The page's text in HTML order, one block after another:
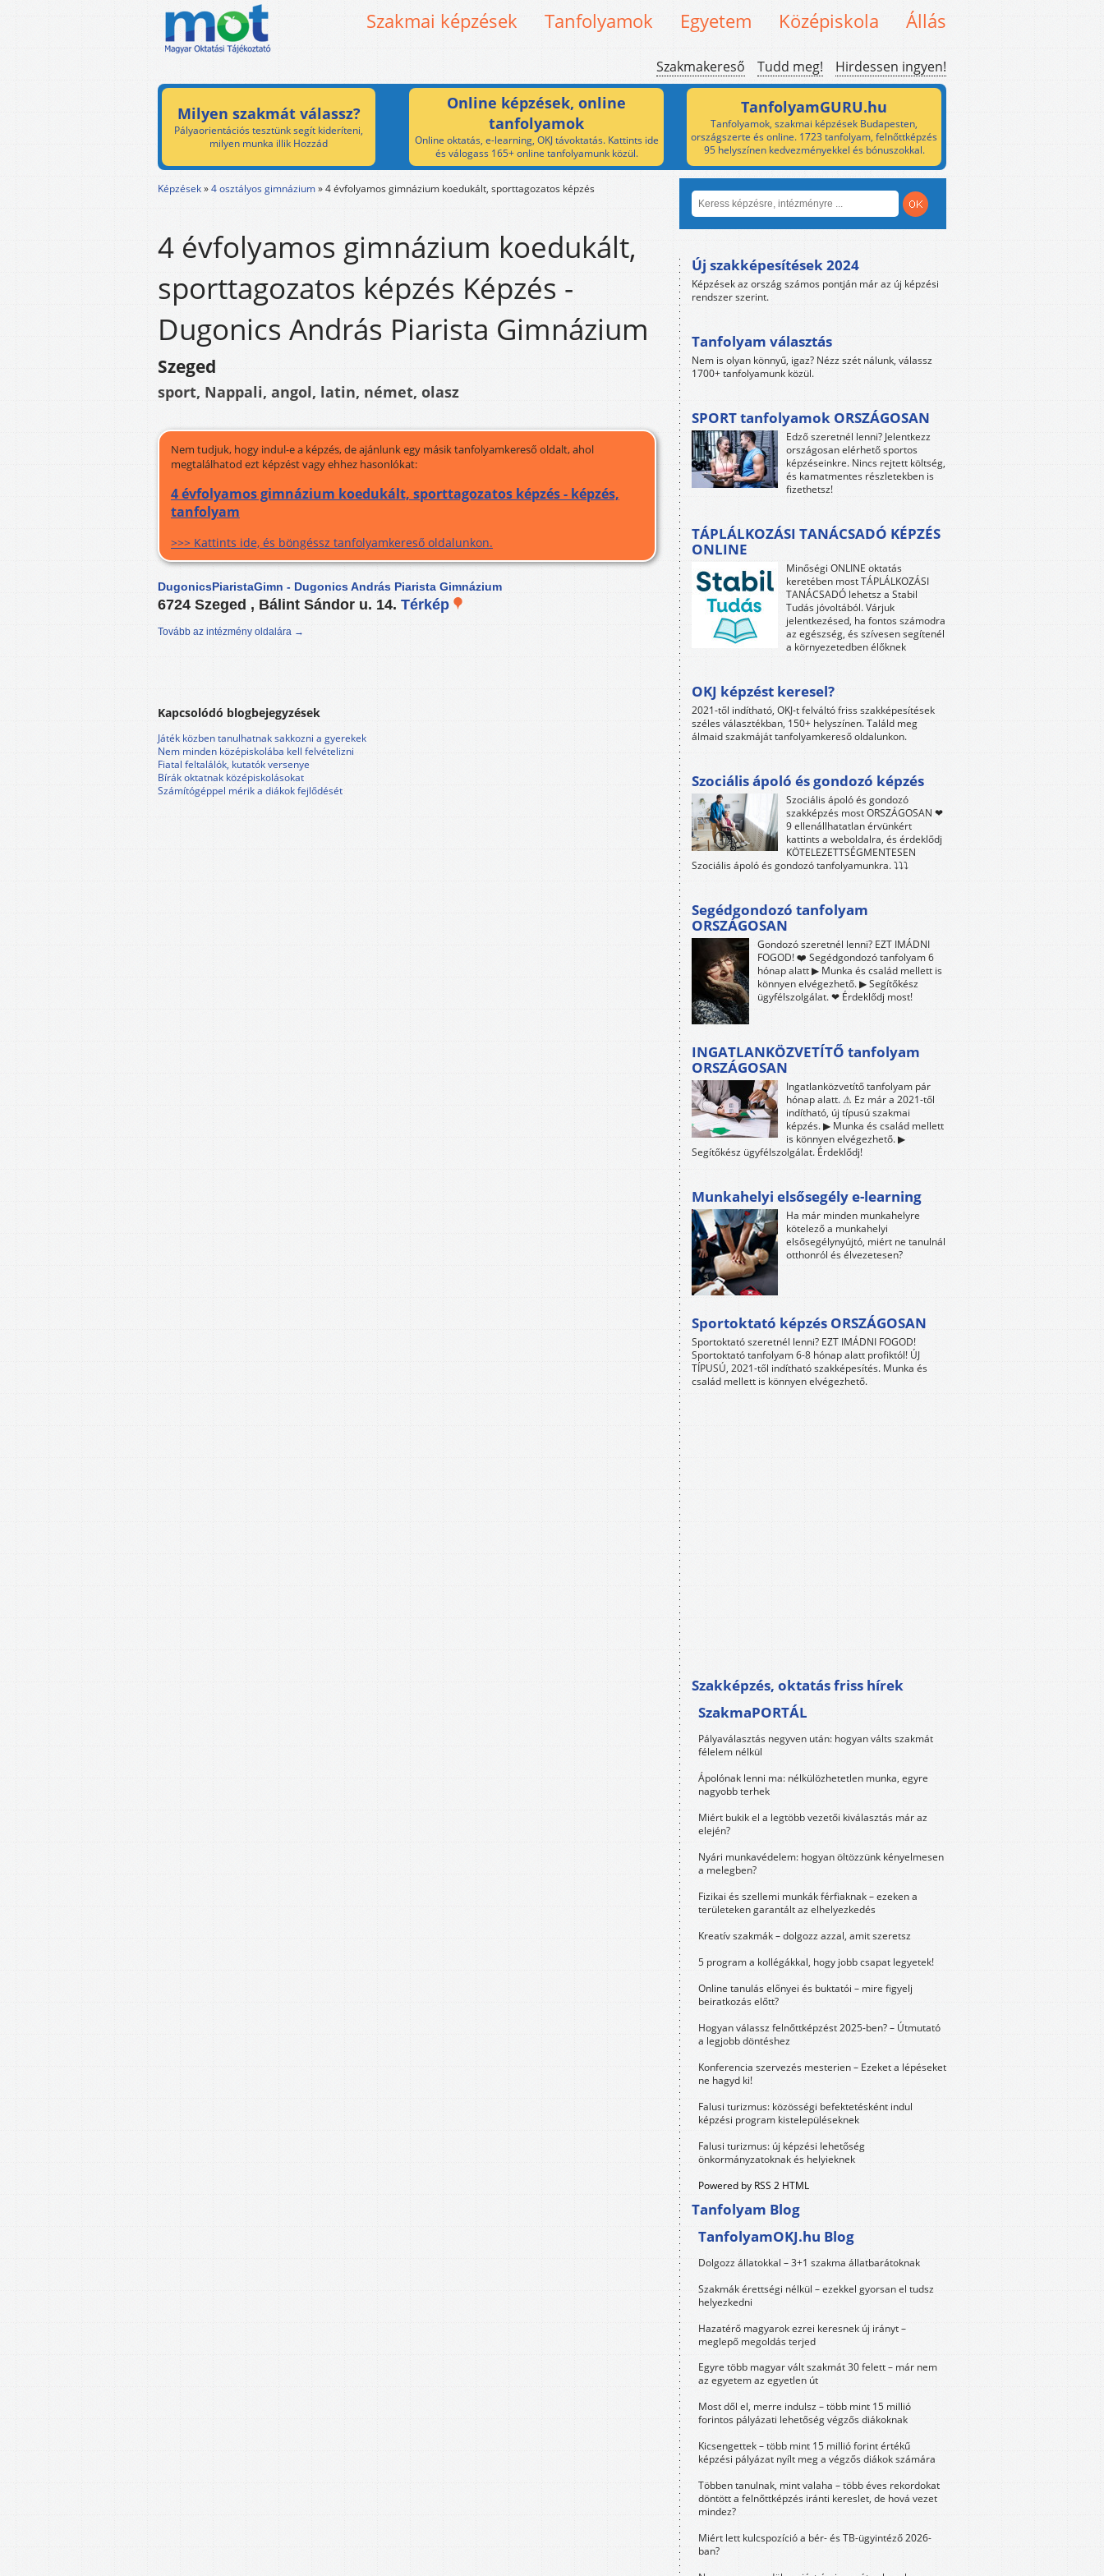
Szakmai képzések Tanfolyamok Egyetem Középiskola Állás
Szakmakereső Tudd meg! Hirdessen ingyen!
Milyen szakmát válassz?
Pályaorientációs tesztünk segít kideríteni,
milyen munka illik Hozzád
Online képzések, online
tanfolyamok
Online oktatás, e-learning, OKJ távoktatás. Kattints ide
és válogass 165+ online tanfolyamunk közül.
TanfolyamGURU.hu
Tanfolyamok, szakmai képzések Budapesten,
országszerte és online. 1723 tanfolyam, felnőttképzés
95 helyszínen kedvezményekkel és bónuszokkal.
Képzések»4 osztályos gimnázium»4 évfolyamos gimnázium koedukált, sporttagozatos képzés
4 évfolyamos gimnázium koedukált,
sporttagozatos képzés Képzés -
Dugonics András Piarista Gimnázium
Szeged
sport, Nappali, angol, latin, német, olasz
Nem tudjuk, hogy indul-e a képzés, de ajánlunk egy másik tanfolyamkereső oldalt, ahol
megtalálhatod ezt képzést vagy ehhez hasonlókat:
4 évfolyamos gimnázium koedukált, sporttagozatos képzés - képzés,
tanfolyam
>>> Kattints ide, és böngéssz tanfolyamkereső oldalunkon.
DugonicsPiaristaGimn - Dugonics András Piarista Gimnázium
6724 Szeged , Bálint Sándor u. 14. Térkép
Tovább az intézmény oldalára →
Kapcsolódó blogbejegyzések
Játék közben tanulhatnak sakkozni a gyerekek
Nem minden középiskolába kell felvételizni
Fiatal feltalálók, kutatók versenye
Bírák oktatnak középiskolásokat
Számítógéppel mérik a diákok fejlődését
Új szakképesítések 2024
Képzések az ország számos pontján már az új képzési
rendszer szerint.
Tanfolyam választás
Nem is olyan könnyű, igaz? Nézz szét nálunk, válassz
1700+ tanfolyamunk közül.
SPORT tanfolyamok ORSZÁGOSAN
Edző szeretnél lenni? Jelentkezz
országosan elérhető sportos
képzéseinkre. Nincs rejtett költség,
és kamatmentes részletekben is
fizethetsz!
TÁPLÁLKOZÁSI TANÁCSADÓ KÉPZÉS
ONLINE
Minőségi ONLINE oktatás
keretében most TÁPLÁLKOZÁSI
TANÁCSADÓ lehetsz a Stabil
Tudás jóvoltából. Várjuk
jelentkezésed, ha fontos számodra
az egészség, és szívesen segítenél
a környezetedben élőknek
OKJ képzést keresel?
2021-től indítható, OKJ-t felváltó friss szakképesítések
széles választékban, 150+ helyszínen. Találd meg
álmaid szakmáját tanfolyamkereső oldalunkon.
Szociális ápoló és gondozó képzés
Szociális ápoló és gondozó
szakképzés most ORSZÁGOSAN ❤
9 ellenállhatatlan érvünkért
kattints a weboldalra, és érdeklődj
KÖTELEZETTSÉGMENTESEN
Szociális ápoló és gondozó tanfolyamunkra. ⤵⤵⤵
Segédgondozó tanfolyam
ORSZÁGOSAN
Gondozó szeretnél lenni? EZT IMÁDNI
FOGOD! ❤️ Segédgondozó tanfolyam 6
hónap alatt ▶ Munka és család mellett is
könnyen elvégezhető. ▶ Segítőkész
ügyfélszolgálat. ❤ Érdeklődj most!
INGATLANKÖZVETÍTŐ tanfolyam
ORSZÁGOSAN
Ingatlanközvetítő tanfolyam pár
hónap alatt. ⚠ Ez már a 2021-től
indítható, új típusú szakmai
képzés. ▶ Munka és család mellett
is könnyen elvégezhető. ▶
Segítőkész ügyfélszolgálat. Érdeklődj!
Munkahelyi elsősegély e-learning
Ha már minden munkahelyre
kötelező a munkahelyi
elsősegélynyújtó, miért ne tanulnál
otthonról és élvezetesen?
Sportoktató képzés ORSZÁGOSAN
Sportoktató szeretnél lenni? EZT IMÁDNI FOGOD!
Sportoktató tanfolyam 6-8 hónap alatt profiktól! ÚJ
TÍPUSÚ, 2021-től indítható szakképesítés. Munka és
család mellett is könnyen elvégezhető.
Szakképzés, oktatás friss hírek
SzakmaPORTÁL
Pályaválasztás negyven után: hogyan válts szakmát
félelem nélkül
Ápolónak lenni ma: nélkülözhetetlen munka, egyre
nagyobb terhek
Miért bukik el a legtöbb vezetői kiválasztás már az
elején?
Nyári munkavédelem: hogyan öltözzünk kényelmesen
a melegben?
Fizikai és szellemi munkák férfiaknak – ezeken a
területeken garantált az elhelyezkedés
Kreatív szakmák – dolgozz azzal, amit szeretsz
5 program a kollégákkal, hogy jobb csapat legyetek!
Online tanulás előnyei és buktatói – mire figyelj
beiratkozás előtt?
Hogyan válassz felnőttképzést 2025-ben? – Útmutató
a legjobb döntéshez
Konferencia szervezés mesterien – Ezeket a lépéseket
ne hagyd ki!
Falusi turizmus: közösségi befektetésként indul
képzési program kistelepüléseknek
Falusi turizmus: új képzési lehetőség
önkormányzatoknak és helyieknek
Powered by RSS 2 HTML
Tanfolyam Blog
TanfolyamOKJ.hu Blog
Dolgozz állatokkal – 3+1 szakma állatbarátoknak
Szakmák érettségi nélkül – ezekkel gyorsan el tudsz
helyezkedni
Hazatérő magyarok ezrei keresnek új irányt –
meglepő megoldás terjed
Egyre több magyar vált szakmát 30 felett – már nem
az egyetem az egyetlen út
Most dől el, merre indulsz – több mint 15 millió
forintos pályázati lehetőség végzős diákoknak
Kicsengettek – több mint 15 millió forint értékű
képzési pályázat nyílt meg a végzős diákok számára
Többen tanulnak, mint valaha – több éves rekordokat
döntött a felnőttképzés iránti kereslet, de hová vezet
mindez?
Miért lett kulcspozíció a bér- és TB-ügyintéző 2026-
ban?